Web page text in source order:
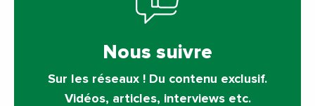
Nous suivre
Sur les réseaux ! Du contenu exclusif.
Vidéos, articles, interviews etc.